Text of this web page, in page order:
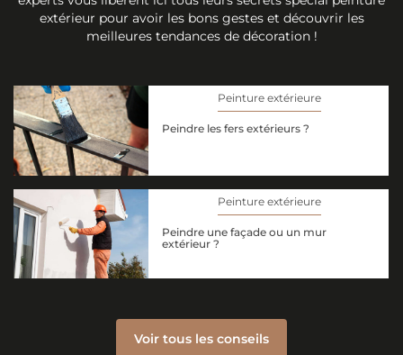
extérieur pour avoir les bons gestes et découvrir les
meilleures tendances de décoration !
Peinture extérieure
Peindre les fers extérieurs ?
Peinture extérieure
Peindre une façade ou un mur
extérieur ?
Voir tous les conseils